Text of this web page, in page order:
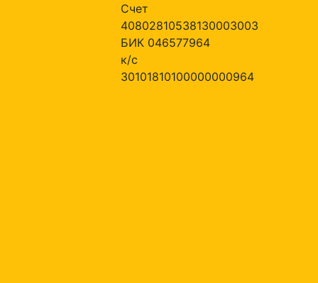
Счет
40802810538130003003
БИК 046577964
к/с
30101810100000000964